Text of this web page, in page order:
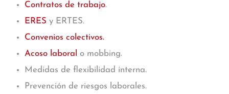
Contratos de trabajo.
ERES y ERTES.
Convenios colectivos.
Acoso laboral o mobbing.
Medidas de flexibilidad interna.
Prevención de riesgos laborales.